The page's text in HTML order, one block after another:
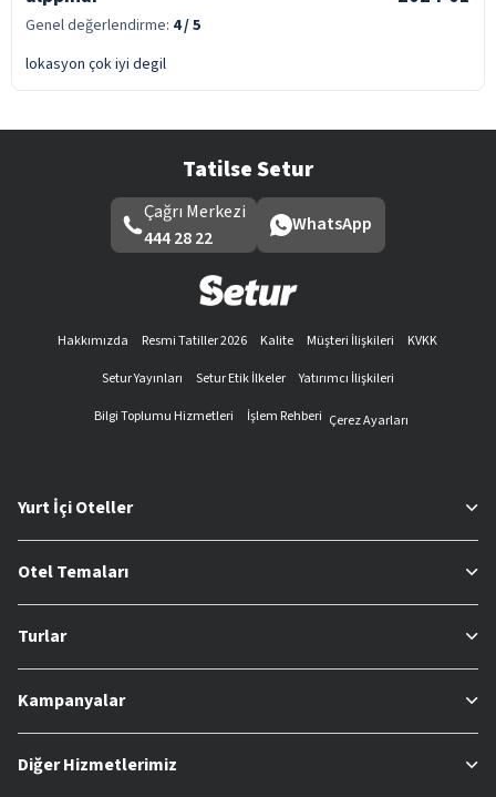
Genel değerlendirme: 4/ 5
lokasyon çok iyi degil
Tatilse Setur
Çağrı Merkezi
444 28 22
WhatsApp
Hakkımızda Resmi Tatiller 2026 Kalite Müşteri İlişkileri
KVKK
Setur Yayınları
Setur Etik İlkeler
Yatırımcı İlişkileri
Bilgi Toplumu Hizmetleri
İşlem Rehberi Çerez Ayarları
Yurt İçi Oteller
Otel Temaları
Turlar
Kampanyalar
Diğer Hizmetlerimiz